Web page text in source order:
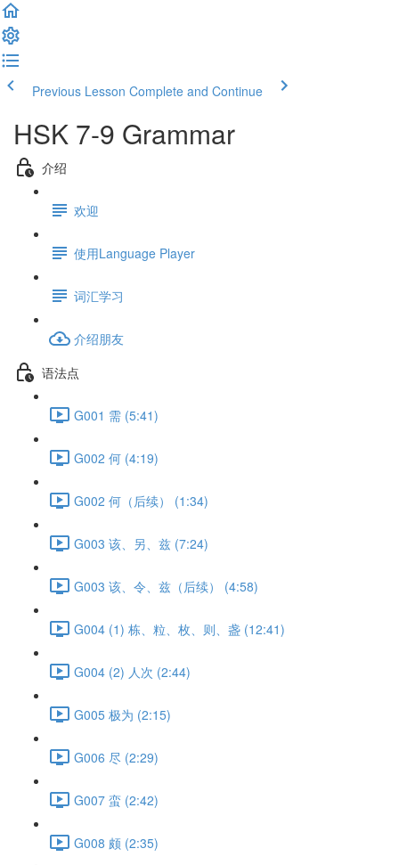
Previous Lesson Complete and Continue
HSK 7-9 Grammar
介绍
欢迎
使用Language Player
词汇学习
介绍朋友
语法点
G001 需 (5:41)
G002 何 (4:19)
G002 何（后续） (1:34)
G003 该、另、兹 (7:24)
G003 该、令、兹（后续） (4:58)
G004 (1) 栋、粒、枚、则、盏 (12:41)
G004 (2) 人次 (2:44)
G005 极为 (2:15)
G006 尽 (2:29)
G007 蛮 (2:42)
G008 颇 (2:35)